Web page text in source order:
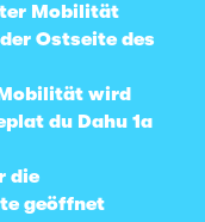
Mobilität
Ostseite des
wird
du Dahu 1a
die
geöffnet